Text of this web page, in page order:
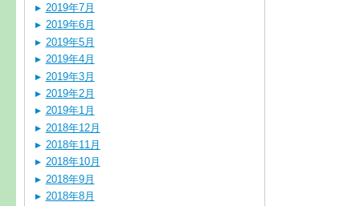
2019年7月
2019年6月
2019年5月
2019年4月
2019年3月
2019年2月
2019年1月
2018年12月
2018年11月
2018年10月
2018年9月
2018年8月